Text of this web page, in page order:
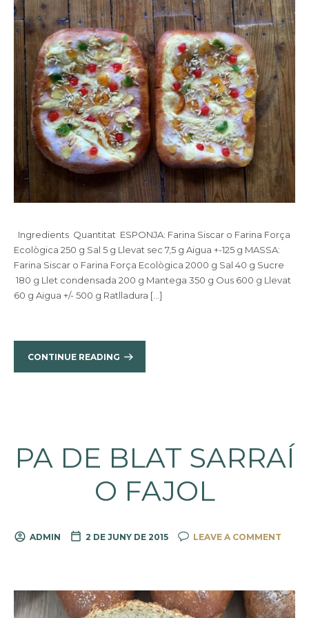
Ingredients Quantitat ESPONJA: Farina Siscar o Farina Força
Ecològica 250 g Sal 5 g Llevat sec 7,5 g Aigua +-125 g MASSA:
Farina Siscar o Farina Força Ecològica 2000 g Sal 40 g Sucre
180 g Llet condensada 200 g Mantega 350 g Ous 600 g Llevat
60 g Aigua +/- 500 g Ratlladura […]
CONTINUE READING
PA DE BLAT SARRAÍ
O FAJOL
ADMIN 2 DE JUNY DE 2015 LEAVE A COMMENT